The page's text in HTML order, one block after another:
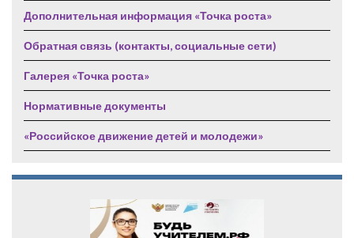
Дополнительная информация «Точка роста»
Обратная связь (контакты, социальные сети)
Галерея «Точка роста»
Нормативные документы
«Российское движение детей и молодежи»